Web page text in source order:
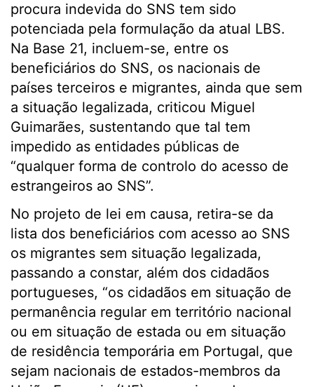
procura indevida do SNS tem sido
potenciada pela formulação da atual LBS.
Na Base 21, incluem-se, entre os
beneficiários do SNS, os nacionais de
países terceiros e migrantes, ainda que sem
a situação legalizada, criticou Miguel
Guimarães, sustentando que tal tem
impedido as entidades públicas de
“qualquer forma de controlo do acesso de
estrangeiros ao SNS”.
No projeto de lei em causa, retira-se da
lista dos beneficiários com acesso ao SNS
os migrantes sem situação legalizada,
passando a constar, além dos cidadãos
portugueses, “os cidadãos em situação de
permanência regular em território nacional
ou em situação de estada ou em situação
de residência temporária em Portugal, que
sejam nacionais de estados-membros da